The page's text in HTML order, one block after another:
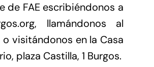
de FAE escribiéndonos a
llamándonos al
visitándonos en la Casa
plaza Castilla, 1 Burgos.